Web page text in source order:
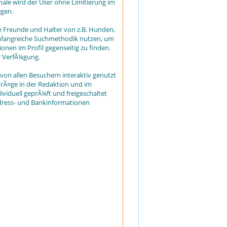
wird der User ohne Limitierung im
und Halter von z.B. Hunden,
Suchmethodik nutzen, um
im Profil gegenseitig zu finden.
VerfÃ¼gung.
allen Besuchern interaktiv genutzt
in der Redaktion und im
geprÃ¼ft und freigeschaltet
und Bankinformationen